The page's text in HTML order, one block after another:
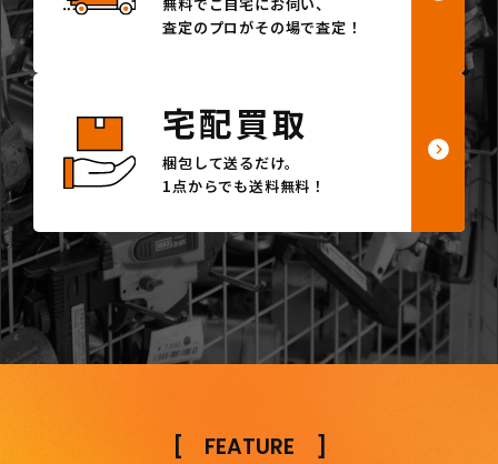
査定のプロがその場で査定！
宅配買取
梱包して送るだけ。
1点からでも送料無料！
[ FEATURE ]